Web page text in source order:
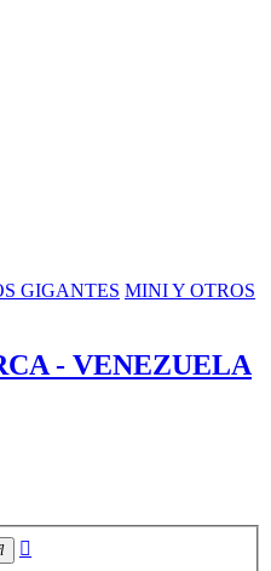
GIGANTES MINI Y OTROS
- VENEZUELA
Buscar